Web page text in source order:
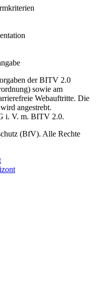
der BITV 2.0
sowie am
Webauftritte. Die
angestrebt.
i. V. m. BITV 2.0.
(BfV). Alle Rechte